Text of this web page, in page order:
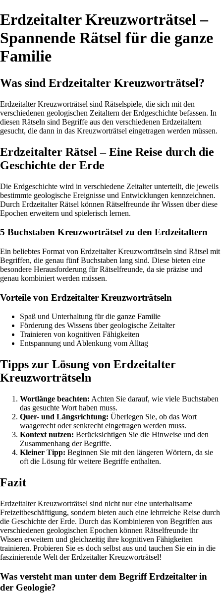
Erdzeitalter Kreuzworträtsel –
Spannende Rätsel für die ganze
Familie
Was sind Erdzeitalter Kreuzworträtsel?
Erdzeitalter Kreuzworträtsel sind Rätselspiele, die sich mit den
verschiedenen geologischen Zeitaltern der Erdgeschichte befassen. In
diesen Rätseln sind Begriffe aus den verschiedenen Erdzeitaltern
gesucht, die dann in das Kreuzworträtsel eingetragen werden müssen.
Erdzeitalter Rätsel – Eine Reise durch die
Geschichte der Erde
Die Erdgeschichte wird in verschiedene Zeitalter unterteilt, die jeweils
bestimmte geologische Ereignisse und Entwicklungen kennzeichnen.
Durch Erdzeitalter Rätsel können Rätselfreunde ihr Wissen über diese
Epochen erweitern und spielerisch lernen.
5 Buchstaben Kreuzworträtsel zu den Erdzeitaltern
Ein beliebtes Format von Erdzeitalter Kreuzworträtseln sind Rätsel mit
Begriffen, die genau fünf Buchstaben lang sind. Diese bieten eine
besondere Herausforderung für Rätselfreunde, da sie präzise und
genau kombiniert werden müssen.
Vorteile von Erdzeitalter Kreuzworträtseln
Spaß und Unterhaltung für die ganze Familie
Förderung des Wissens über geologische Zeitalter
Trainieren von kognitiven Fähigkeiten
Entspannung und Ablenkung vom Alltag
Tipps zur Lösung von Erdzeitalter
Kreuzworträtseln
Wortlänge beachten: Achten Sie darauf, wie viele Buchstaben
das gesuchte Wort haben muss.
Quer- und Längsrichtung: Überlegen Sie, ob das Wort
waagerecht oder senkrecht eingetragen werden muss.
Kontext nutzen: Berücksichtigen Sie die Hinweise und den
Zusammenhang der Begriffe.
Kleiner Tipp: Beginnen Sie mit den längeren Wörtern, da sie
oft die Lösung für weitere Begriffe enthalten.
Fazit
Erdzeitalter Kreuzworträtsel sind nicht nur eine unterhaltsame
Freizeitbeschäftigung, sondern bieten auch eine lehrreiche Reise durch
die Geschichte der Erde. Durch das Kombinieren von Begriffen aus
verschiedenen geologischen Epochen können Rätselfreunde ihr
Wissen erweitern und gleichzeitig ihre kognitiven Fähigkeiten
trainieren. Probieren Sie es doch selbst aus und tauchen Sie ein in die
faszinierende Welt der Erdzeitalter Kreuzworträtsel!
Was versteht man unter dem Begriff Erdzeitalter in
der Geologie?